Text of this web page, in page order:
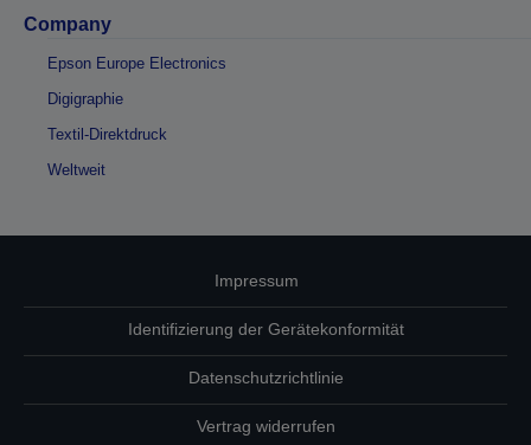
Company
Epson Europe Electronics
Digigraphie
Textil-Direktdruck
Weltweit
Impressum
Identifizierung der Gerätekonformität
Datenschutzrichtlinie
Vertrag widerrufen